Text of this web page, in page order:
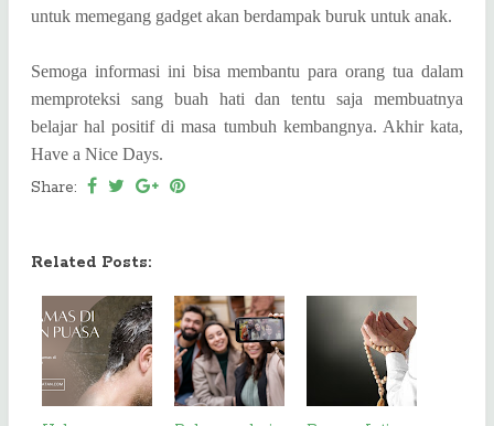
untuk memegang gadget akan berdampak buruk untuk anak.
Semoga informasi ini bisa membantu para orang tua dalam
memproteksi sang buah hati dan tentu saja membuatnya
belajar hal positif di masa tumbuh kembangnya. Akhir kata,
Have a Nice Days.
Share:
Related Posts: